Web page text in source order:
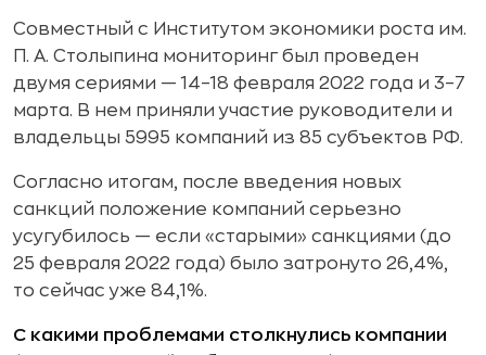
Совместный с Институтом экономики роста им.
П. А. Столыпина мониторинг был проведен
двумя сериями — 14–18 февраля 2022 года и 3–7
марта. В нем приняли участие руководители и
владельцы 5995 компаний из 85 субъектов РФ.
Согласно итогам, после введения новых
санкций положение компаний серьезно
усугубилось — если «старыми» санкциями (до
25 февраля 2022 года) было затронуто 26,4%,
то сейчас уже 84,1%.
С какими проблемами столкнулись компании